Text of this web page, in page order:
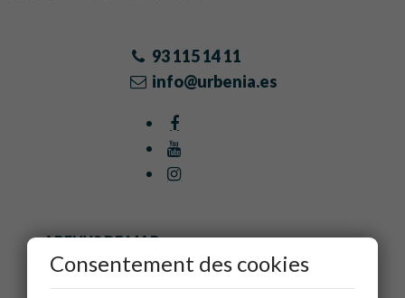
93 115 14 11
info@urbenia.es
ARENYS DE MAR
BARCELONA
MATARÓ
Consentement des cookies